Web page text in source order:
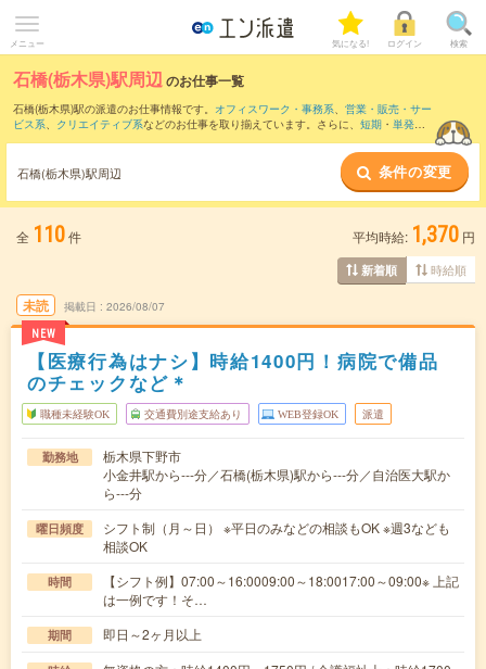
メニュー 気になる! ログイン 検索
石橋(栃木県)駅周辺のお仕事一覧
石橋(栃木県)駅の派遣のお仕事情報です。 オフィスワーク・事務系、 営業・販売・サー
ビス系、 クリエイティブ系などのお仕事を取り揃えています。さらに、 短期 ・ 単発な
また、宇都宮駅・東武宇都宮駅
など近隣駅のお仕事もご
確認いただけます。
石橋(栃木県)駅周辺 条件の変更
全 110件 平均時給: 1,370 円
新着順 時給順
未読
NEW
掲載日 2026/08/07
【医療行為はナシ】時給1400円！病院で備品
のチェックなど＊
職種未経験OK 交通費別途支給あり WEB登録OK 派遣
勤務地
栃木県下野市
小金井駅から---分／石橋(栃木県)駅から---分／自治医大駅か
ら---分
曜日頻度
シフト制（月～日） ※平日のみなどの相談もOK ※週3なども
相談OK
時間
【シフト例】07:00～16:0009:00～18:0017:00～09:00※ 上記
は一例です！そ…
期間 即日～2ヶ月以上